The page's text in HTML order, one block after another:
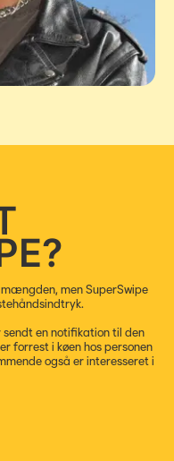
men SuperSwipe
en notifikation til den
forrest i køen hos personen
også er interesseret i